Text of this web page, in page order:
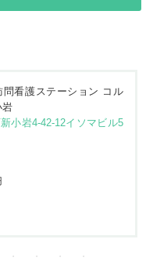
問看護ステーション コル
岩
小岩4-42-12イソマビル5